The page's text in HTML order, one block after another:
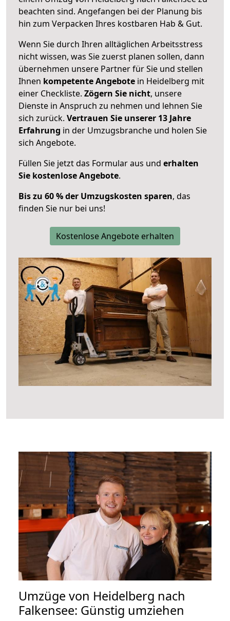
beachten sind. Angefangen bei der Planung bis
hin zum Verpacken Ihres kostbaren Hab & Gut.
Wenn Sie durch Ihren alltäglichen Arbeitsstress
nicht wissen, was Sie zuerst planen sollen, dann
übernehmen unsere Partner für Sie und stellen
Ihnen kompetente Angebote in Heidelberg mit
einer Checkliste. Zögern Sie nicht, unsere
Dienste in Anspruch zu nehmen und lehnen Sie
sich zurück. Vertrauen Sie unserer 13 Jahre
Erfahrung in der Umzugsbranche und holen Sie
sich Angebote.
Füllen Sie jetzt das Formular aus und erhalten
Sie kostenlose Angebote.
Bis zu 60 % der Umzugskosten sparen, das
finden Sie nur bei uns!
Kostenlose Angebote erhalten
Umzüge von Heidelberg nach
Falkensee: Günstig umziehen